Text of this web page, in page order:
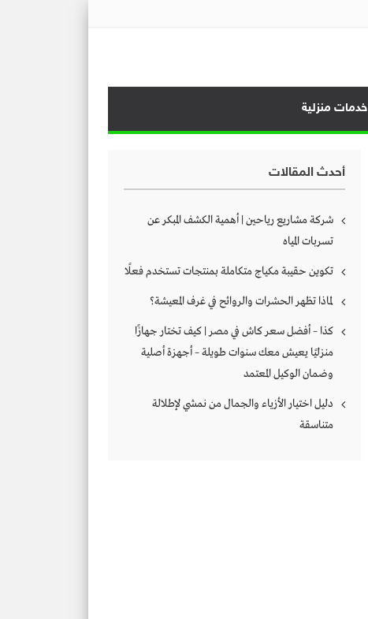
خدمات منزلية
أحدث المقالات
شركة مشاريع رياحين | أهمية الكشف المبكر عن
تسربات المياه
تكوين حقيبة مكياج متكاملة بمنتجات تستخدم فعلًا
لماذا تظهر الحشرات والروائح في غرف المعيشة؟
كذا – أفضل سعر كاش في مصر | كيف تختار جهازًا
منزليًا يعيش معك سنوات طويلة – أجهزة أصلية
وضمان الوكيل المعتمد
دليل اختيار الأزياء والجمال من نمشي لإطلالة
متناسقة